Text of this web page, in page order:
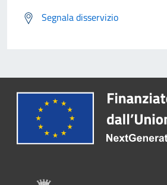
Segnala disservizio